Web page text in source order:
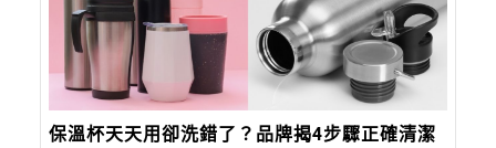
保溫杯天天用卻洗錯了？品牌揭4步驟正確清潔